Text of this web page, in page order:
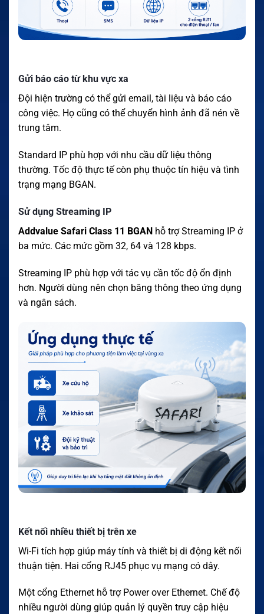
Gửi báo cáo từ khu vực xa
Đội hiện trường có thể gửi email, tài liệu và báo cáo
công việc. Họ cũng có thể chuyển hình ảnh đã nén về
trung tâm.
Standard IP phù hợp với nhu cầu dữ liệu thông
thường. Tốc độ thực tế còn phụ thuộc tín hiệu và tình
trạng mạng BGAN.
Sử dụng Streaming IP
Addvalue Safari Class 11 BGAN hỗ trợ Streaming IP ở
ba mức. Các mức gồm 32, 64 và 128 kbps.
Streaming IP phù hợp với tác vụ cần tốc độ ổn định
hơn. Người dùng nên chọn băng thông theo ứng dụng
và ngân sách.
Kết nối nhiều thiết bị trên xe
Wi-Fi tích hợp giúp máy tính và thiết bị di động kết nối
thuận tiện. Hai cổng RJ45 phục vụ mạng có dây.
Một cổng Ethernet hỗ trợ Power over Ethernet. Chế độ
nhiều người dùng giúp quản lý quyền truy cập hiệu